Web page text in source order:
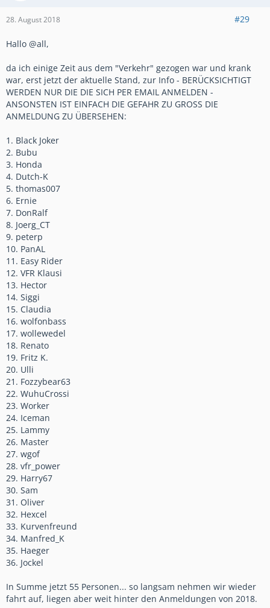
28. August 2018 #29
Hallo @all,
da ich einige Zeit aus dem "Verkehr" gezogen war und krank
war, erst jetzt der aktuelle Stand, zur Info - BERÜCKSICHTIGT
WERDEN NUR DIE DIE SICH PER EMAIL ANMELDEN -
ANSONSTEN IST EINFACH DIE GEFAHR ZU GROSS DIE
ANMELDUNG ZU ÜBERSEHEN:
1. Black Joker
2. Bubu
3. Honda
4. Dutch-K
5. thomas007
6. Ernie
7. DonRalf
8. Joerg_CT
9. peterp
10. PanAL
11. Easy Rider
12. VFR Klausi
13. Hector
14. Siggi
15. Claudia
16. wolfonbass
17. wollewedel
18. Renato
19. Fritz K.
20. Ulli
21. Fozzybear63
22. WuhuCrossi
23. Worker
24. Iceman
25. Lammy
26. Master
27. wgof
28. vfr_power
29. Harry67
30. Sam
31. Oliver
32. Hexcel
33. Kurvenfreund
34. Manfred_K
35. Haeger
36. Jockel
In Summe jetzt 55 Personen... so langsam nehmen wir wieder
fahrt auf, liegen aber weit hinter den Anmeldungen von 2018.